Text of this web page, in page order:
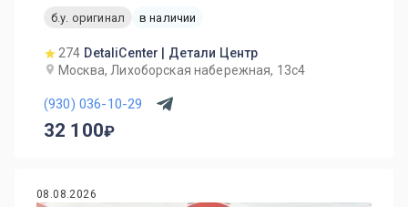
б.у. оригинал
в наличии
274 DetaliCenter | Детали Центр
Москва, Лихоборская набережная, 13с4
(930) 036-10-29
32 100
08.08.2026